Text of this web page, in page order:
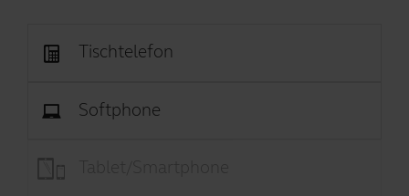
Tischtelefon
Softphone